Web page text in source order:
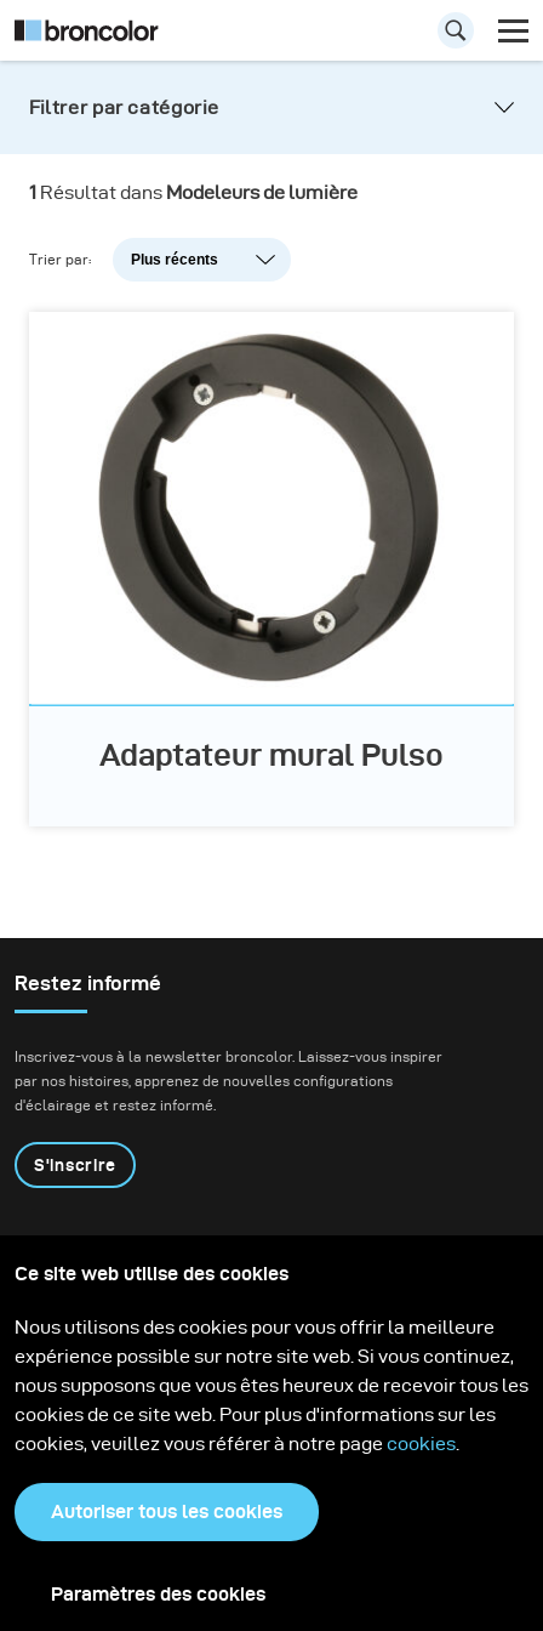
Filtrer par catégorie
1 Résultat dans Modeleurs de lumière
Trier par: Plus récents
Plus récents
A-Z
Z-A
Adaptateur mural Pulso
Restez informé
Inscrivez-vous à la newsletter broncolor. Laissez-vous inspirer
par nos histoires, apprenez de nouvelles configurations
d'éclairage et restez informé.
S'inscrire
Contactez-nous
Technologies
Support
Carrière
Media Center
Ce site web utilise des cookies
Nous utilisons des cookies pour vous offrir la meilleure
expérience possible sur notre site web. Si vous continuez,
nous supposons que vous êtes heureux de recevoir tous les
cookies de ce site web. Pour plus d'informations sur les
cookies, veuillez vous référer à notre page cookies
Autoriser tous les cookies
Paramètres des cookies